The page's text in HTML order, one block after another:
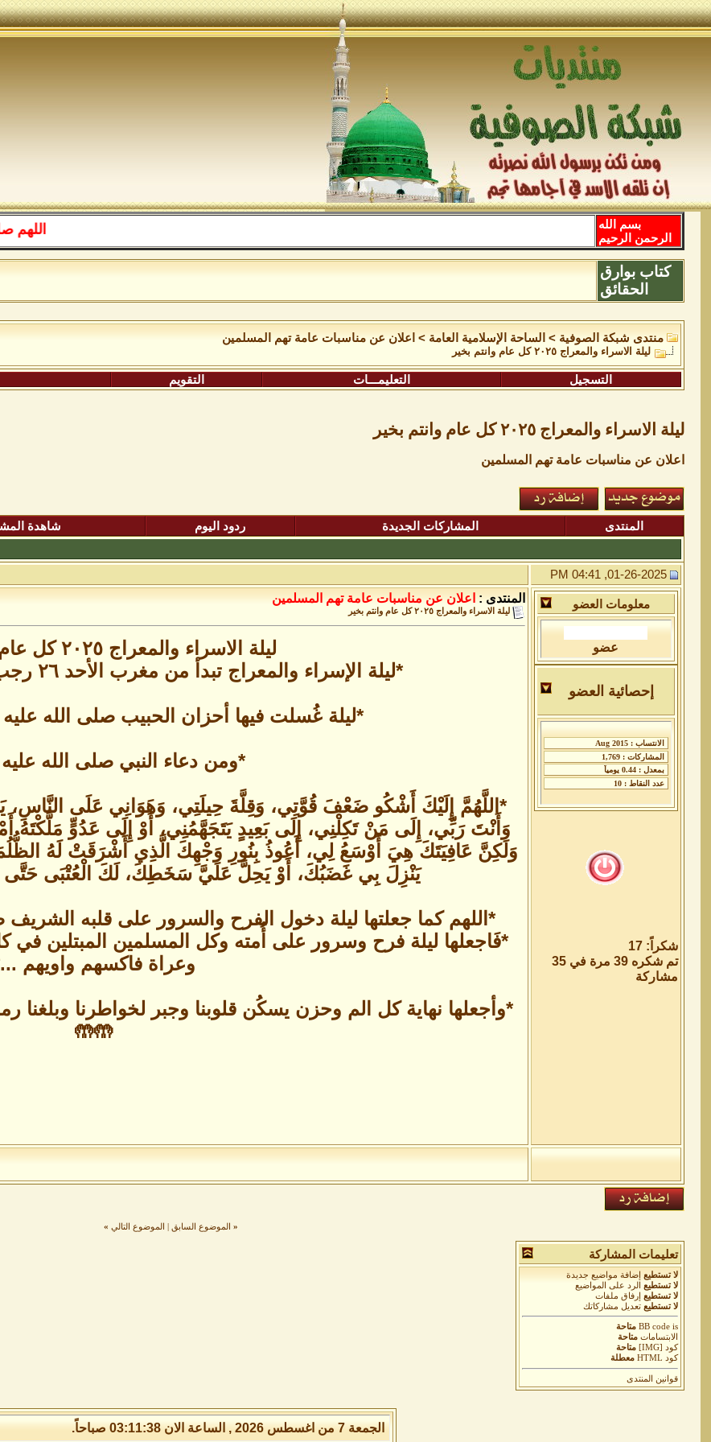
اللهم
بسم الله
الرحمن الرحيم
كتاب بوارق
الحقائق
منتدى شبكة الصوفية > الساحة اﻹسلامية العامة > اعلان عن مناسبات عامة تهم المسلمين
ليلة الاسراء والمعراج ٢٠٢٥ كل عام وانتم بخير
التسجيل التعليمـــات التقويم
ليلة الاسراء والمعراج ٢٠٢٥ كل عام وانتم بخير
اعلان عن مناسبات عامة تهم المسلمين
المنتدى المشاركات الجديدة ردود اليوم شاهدة
01-26-2025, 04:41 PM
معلومات العضو
عضو
إحصائية العضو
شكراً: 17
تم شكره 39 مرة في 35
مشاركة
المنتدى : اعلان عن مناسبات عامة تهم المسلمين
ليلة الاسراء والمعراج ٢٠٢٥ كل عام وانتم بخير
ليلة الاسراء والمعراج ٢٠٢٥ كل عام وانتم بخير
*ليلة الإسراء والمعراج تبدأ من مغرب الأحد ٢٦ رجب إلي فجر الاثنين ٢٧ رجب*
*ليلة غُسلت فيها أحزان الحبيب صلى الله
*ومن دعاء النبي صلى الله
*اللَّهُمَّ إِلَيْكَ أَشْكُو ضَعْفَ قُوَّتِي، وَقِلَّةَ حِيلَتِي، وَهَوَانِي عَلَى النَّاسِ،
وَأَنْتَ رَبِّي، إِلَى مَنْ تَكِلْنِي، إِلَى بَعِيدٍ يَتَجَهَّمُنِي، أَوْ إِلَى عَدُوٍّ
وَلَكِنَّ عَافِيَتَكَ هِيَ أَوْسَعُ لِي، أَعُوذُ بِنُورِ وَجْهِكَ الَّذِي أَشْرَقَتْ لَهُ
يَنْزِلَ بِي غَضَبُكَ، أَوْ يَحِلَّ عَلَيَّ سَخَطِكَ، لَكَ الْعُتْبَى حَتَّى
*اللهم كما جعلتها ليلة دخول الفرح والسرور على قلبه
*فَاجعلها ليلة فرح وسرور على أُمته وكل المسلمين المبتلين في
وعراة فاكسهم واويهم
*وأجعلها نهاية كل الم وحزن يسكُن قلوبنا وجبر لخواطرنا
🤲🤲
« الموضوع السابق الموضوع التالي »
تعليمات المشاركة
لا تستطيع
إضافة مواضيع جديدة
لا تستطيع
الرد على المواضيع
لا تستطيع
إرفاق ملفات
لا تستطيع تعديل مشاركاتك
BB codeis
متاحة
الابتسامات متاحة
كود [IMG]
متاحة
كود HTML
معطلة
قوانين المنتدى
الجمعة 7 من اغسطس 2026 , الساعة الان 03:11:38 صباحاً.